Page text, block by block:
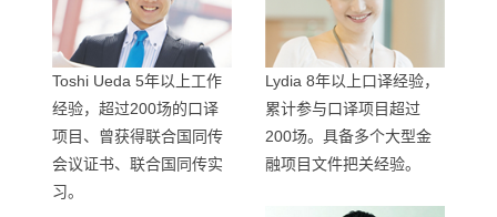
Toshi Ueda 5年以上工作
经验，超过200场的口译
项目、曾获得联合国同传
会议证书、联合国同传实
习。
Lydia 8年以上口译经验，
累计参与口译项目超过
200场。具备多个大型金
融项目文件把关经验。